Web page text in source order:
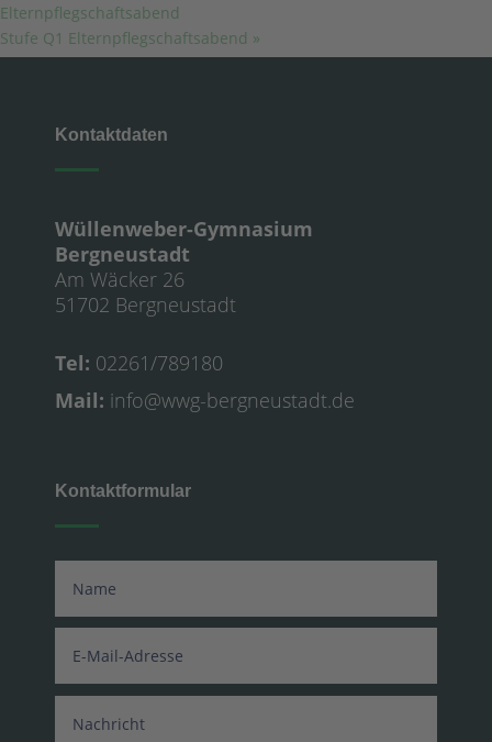
Elternpflegschaftsabend
Stufe Q1 Elternpflegschaftsabend »
Kontaktdaten
Wüllenweber-Gymnasium
Bergneustadt
Am Wäcker 26
51702 Bergneustadt
Tel: 02261/789180
Mail: info@wwg-bergneustadt.de
Kontaktformular